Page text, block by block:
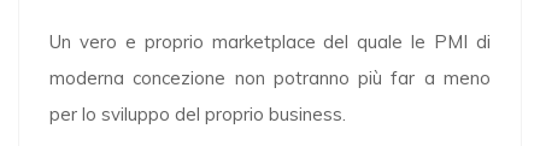
Un vero e proprio marketplace del quale le PMI di
moderna concezione non potranno più far a meno
per lo sviluppo del proprio business.